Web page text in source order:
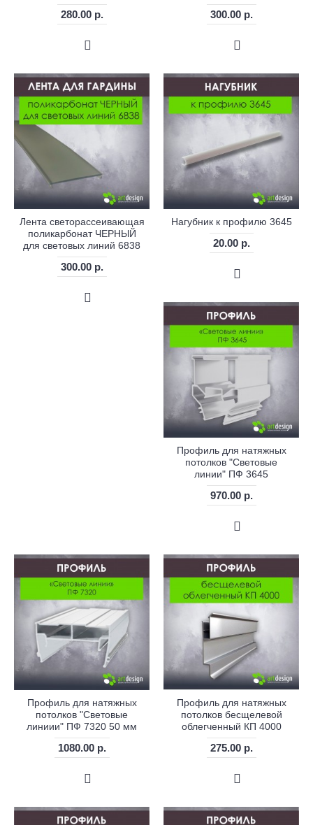
280.00 р. 300.00 р.
Лента светорассеивающая
поликарбонат ЧЕРНЫЙ
для световых линий 6838
300.00 р.
Нагубник к профилю 3645
20.00 р.
Профиль для натяжных
потолков "Световые
линии" ПФ 3645
970.00 р.
Профиль для натяжных
потолков "Световые
линиии" ПФ 7320 50 мм
1080.00 р.
Профиль для натяжных
потолков бесщелевой
облегченный КП 4000
275.00 р.